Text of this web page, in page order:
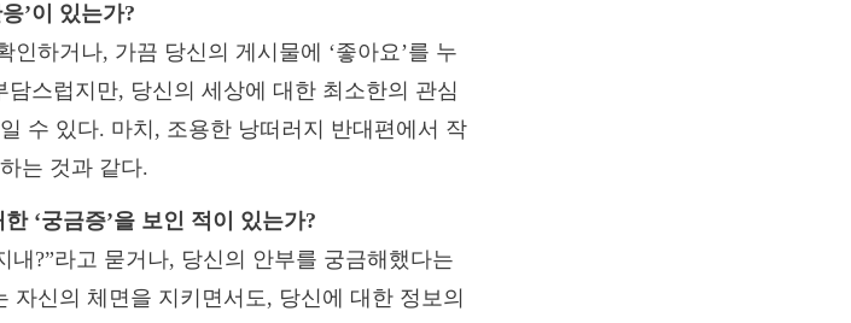
’이 있는가?
하거나, 가끔 당신의 게시물에 ‘좋아요’를 누
스럽지만, 당신의 세상에 대한 최소한의 관심
수 있다. 마치, 조용한 낭떠러지 반대편에서 작
는 것과 같다.
‘궁금증’을 보인 적이 있는가?
내?”라고 묻거나, 당신의 안부를 궁금해했다는
자신의 체면을 지키면서도, 당신에 대한 정보의